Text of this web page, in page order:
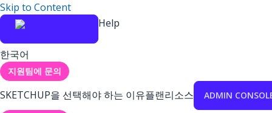
Skip to Content
Help
한국어
지원팀에 문의
SKETCHUP을 선택해야 하는 이유플랜리소스 ADMIN